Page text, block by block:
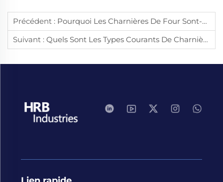
Précédent : Pourquoi Les Charnières De Four Sont-Elles Importantes Dans Les Cuisines Professionnelles ?
Suivant : Quels Sont Les Types Courants De Charnières De Four ?